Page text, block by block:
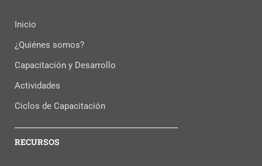
Inicio
¿Quiénes somos?
Capacitación y Desarrollo
Actividades
Ciclos de Capacitación
RECURSOS